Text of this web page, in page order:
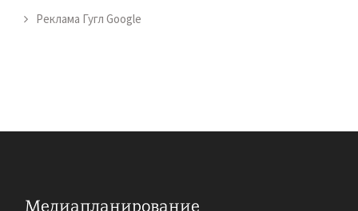
Реклама Гугл Google